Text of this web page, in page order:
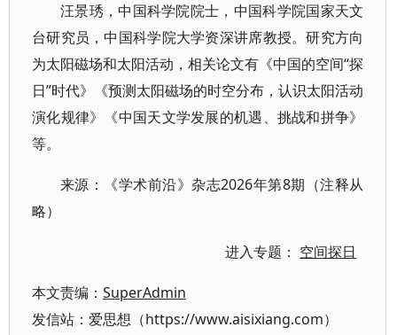
汪景琇，中国科学院院士，中国科学院国家天文
台研究员，中国科学院大学资深讲席教授。研究方向
为太阳磁场和太阳活动，相关论文有《中国的空间“探
日”时代》《预测太阳磁场的时空分布，认识太阳活动
演化规律》《中国天文学发展的机遇、挑战和拼争》
等。
来源：《学术前沿》杂志2026年第8期（注释从
略）
进入专题： 空间探日
本文责编： SuperAdmin
发信站：爱思想（https://www.aisixiang.com）